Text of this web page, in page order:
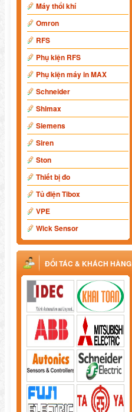
Máy thổi khí
Omron
RFS
Phụ kiện RFS
Phụ kiện máy in MAX
Schneider
Shimax
Siemens
Siren
Ston
Thiết bị đo
Tủ điện Tibox
VPE
Wick Sensor
ĐỐI TÁC & KHÁCH HÀNG